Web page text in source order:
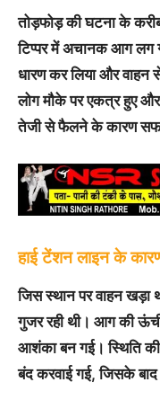
तोड़फोड़ की घटना के
टिप्पर में अचानक आग
धारण कर लिया और
लोग मौके पर एकत्र हुए
तेजी से फैलने के कारण
हाई टेंशन लाइन के
जिस स्थान पर वाहन
गुजर रही थी। आग की
आशंका बन गई। स्थिति की
बंद करवाई गई, जिसके बाद